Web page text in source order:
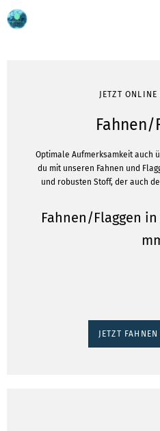
JETZT ONLINE
Fahnen/
Optimale Aufmerksamkeit auch
du mit unseren Fahnen und
und robusten Stoff, der auch
Fahnen/Flaggen in
JETZT FAHNEN